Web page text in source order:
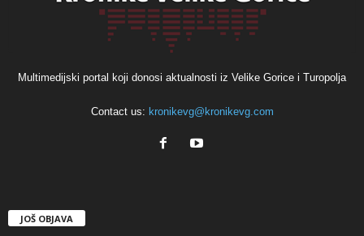
Multimedijski portal koji donosi aktualnosti iz Velike Gorice i Turopolja
Contact us: kronikevg@kronikevg.com
JOŠ OBJAVA